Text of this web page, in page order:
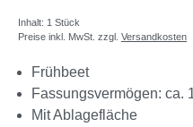
Inhalt: 1 Stück
Preise inkl. MwSt. zzgl. Versandkosten
Frühbeet
Fassungsvermögen: ca.
Mit Ablagefläche